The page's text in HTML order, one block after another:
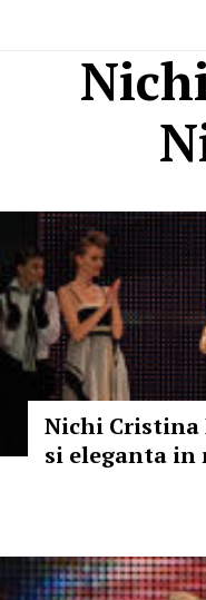
Nichi Cristina
si eleganta in